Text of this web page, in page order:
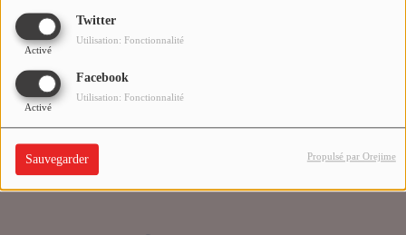
Twitter
Activé
Utilisation: Fonctionnalité
Facebook
Activé
Utilisation: Fonctionnalité
Sauvegarder Propulsé par Orejime
Titres diffusés
Se connecter